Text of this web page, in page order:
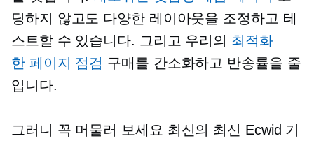
딩하지 않고도 다양한 레이아웃을 조정하고 테
스트할 수 있습니다. 그리고 우리의 최적화
한 페이지 점검 구매를 간소화하고 반송률을 줄
입니다.
그러니 꼭 머물러 보세요 최신의 최신 Ecwid 기